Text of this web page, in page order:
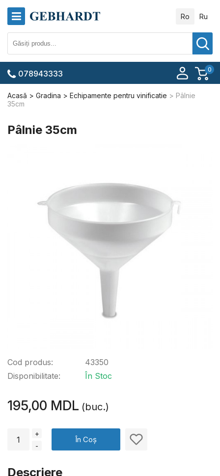
Ro Ru
0
078943333
Acasă Gradina Echipamente pentru vinificatie
Pâlnie
35cm
Pâlnie 35cm
Cod produs:
Disponibilitate:
43350
În Stoc
195,00 MDL (buc.)
+
-
În Coș
Descriere